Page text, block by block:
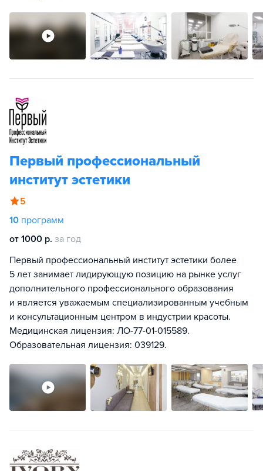
Первый профессиональный
институт эстетики
5
10 программ
от 1000 р. за год
Первый профессиональный институт эстетики более
5 лет занимает лидирующую позицию на рынке услуг
дополнительного профессионального образования
и является уважаемым специализированным учебным
и консультационным центром в индустрии красоты.
Медицинская лицензия: ЛО-77-01-015589.
Образовательная лицензия: 039129.